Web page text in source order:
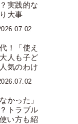
実践的な
大事
！「使え
人も子ど
気のわけ
かった」
トラブル
い方も紹